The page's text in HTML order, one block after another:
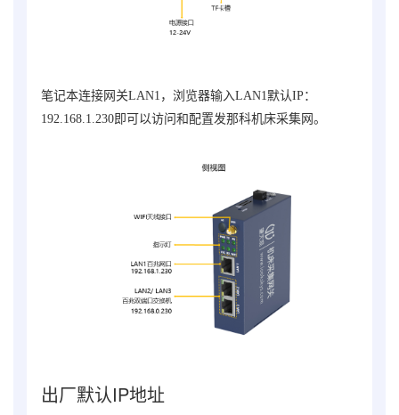
笔记本连接网关LAN1，浏览器输入LAN1默认IP：
192.168.1.230即可以访问和配置发那科机床采集网。
出厂默认IP地址